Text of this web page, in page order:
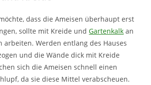
dass die Ameisen überhaupt erst
sollte mit Kreide undGartenkalk an
arbeiten. Werden entlang des Hauses
und die Wände dick mit Kreide
sich die Ameisen schnell einen
da sie diese Mittel verabscheuen.